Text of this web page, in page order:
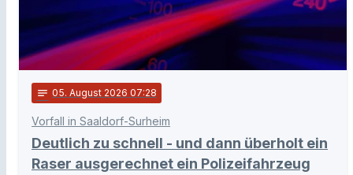
notes 05. August 2026 07:28
Vorfall in Saaldorf-Surheim
Deutlich zu schnell - und dann überholt ein
Raser ausgerechnet ein Polizeifahrzeug